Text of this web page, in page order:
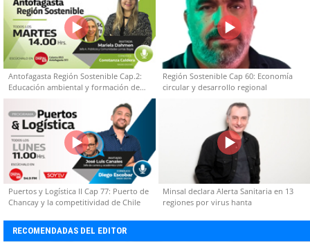
Antofagasta Región Sostenible Cap.2:
Educación ambiental y formación de
capacidades técnicas
Región Sostenible Cap 60: Economía
circular y desarrollo regional
Puertos y Logística II Cap 77: Puerto de
Chancay y la competitividad de Chile
Minsal declara Alerta Sanitaria en 13
regiones por virus hanta
RECOMENDADAS DEL EDITOR